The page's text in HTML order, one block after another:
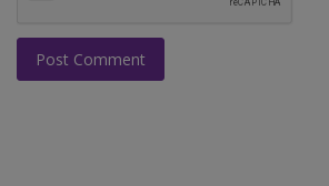
Post Comment